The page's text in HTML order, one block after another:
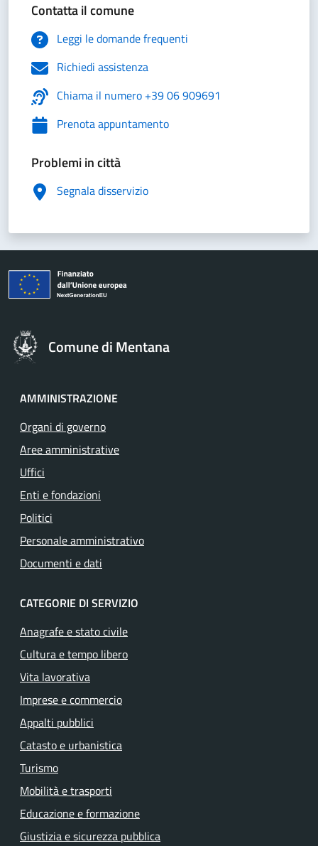
Contatta il comune
Leggi le domande frequenti
Richiedi assistenza
Chiama il numero +39 06 909691
Prenota appuntamento
Problemi in città
Segnala disservizio
Comune di Mentana
AMMINISTRAZIONE
Organi di governo
Aree amministrative
Uffici
Enti e fondazioni
Politici
Personale amministrativo
Documenti e dati
CATEGORIE DI SERVIZIO
Anagrafe e stato civile
Cultura e tempo libero
Vita lavorativa
Imprese e commercio
Appalti pubblici
Catasto e urbanistica
Turismo
Mobilità e trasporti
Educazione e formazione
Giustizia e sicurezza pubblica